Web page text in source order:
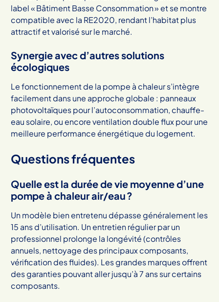
label « Bâtiment Basse Consommation » et se montre
compatible avec la RE2020, rendant l’habitat plus
attractif et valorisé sur le marché.
Synergie avec d’autres solutions
écologiques
Le fonctionnement de la pompe à chaleur s’intègre
facilement dans une approche globale : panneaux
photovoltaïques pour l’autoconsommation, chauffe-
eau solaire, ou encore ventilation double flux pour une
meilleure performance énergétique du logement.
Questions fréquentes
Quelle est la durée de vie moyenne d’une
pompe à chaleur air/eau ?
Un modèle bien entretenu dépasse généralement les
15 ans d’utilisation. Un entretien régulier par un
professionnel prolonge la longévité (contrôles
annuels, nettoyage des principaux composants,
vérification des fluides). Les grandes marques offrent
des garanties pouvant aller jusqu’à 7 ans sur certains
composants.